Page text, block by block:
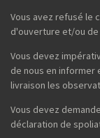
Vous avez refusé le
d'ouverture et/ou de
Vous devez
de nous en informer
livraison les
Vous devez
déclaration de